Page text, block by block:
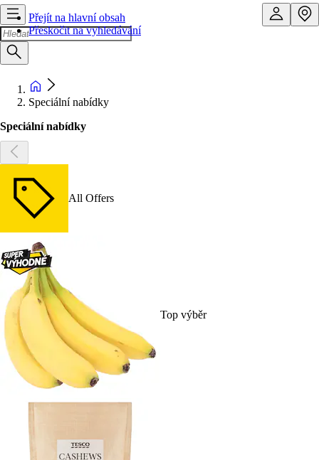
Přejít na hlavní obsah
Přeskočit na vyhledávání
Speciální nabídky
Speciální nabídky
All Offers
Top výběr